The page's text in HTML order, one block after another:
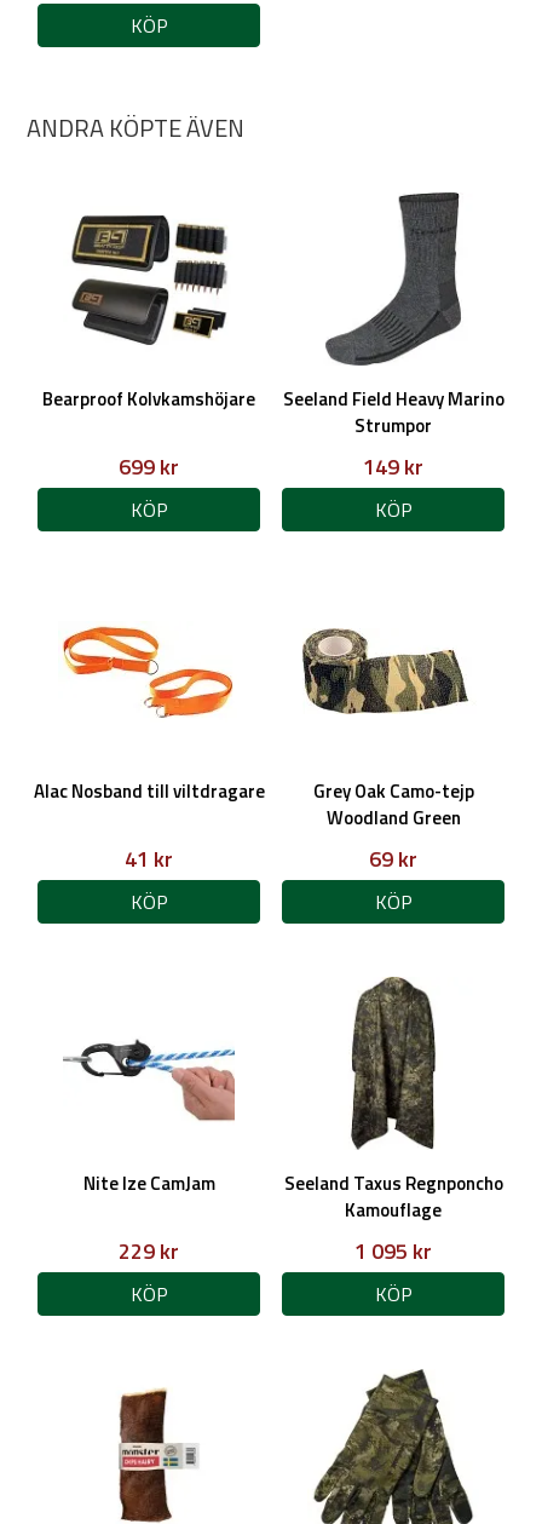
KÖP
ANDRA KÖPTE ÄVEN
Bearproof Kolvkamshöjare
699 kr
KÖP
Seeland Field Heavy Marino
Strumpor
149 kr
KÖP
Alac Nosband till viltdragare
41 kr
KÖP
Grey Oak Camo-tejp
Woodland Green
69 kr
KÖP
Nite Ize CamJam
229 kr
KÖP
Seeland Taxus Regnponcho
Kamouflage
1 095 kr
KÖP